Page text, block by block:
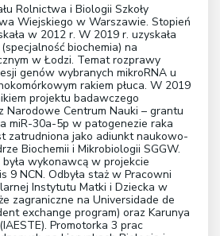
Rolnictwa i Biologii Szkoły
Wiejskiego w Warszawie. Stopień
w 2012 r. W 2019 r. uzyskała
biochemia) na
w Łodzi. Temat rozprawy
genów wybranych mikroRNA u
rakiem płuca. W 2019
projektu badawczego
Narodowe Centrum Nauki – grantu
miR-30a-5p w patogenezie raka
zatrudniona jako adiunkt naukowo-
Biochemii i Mikrobiologii SGGW.
wykonawcą w projekcie
9 NCN. Odbyła staż w Pracowni
Instytutu Matki i Dziecka w
zagraniczne na Universidade de
exchange program) oraz Karunya
Promotorka 3 prac